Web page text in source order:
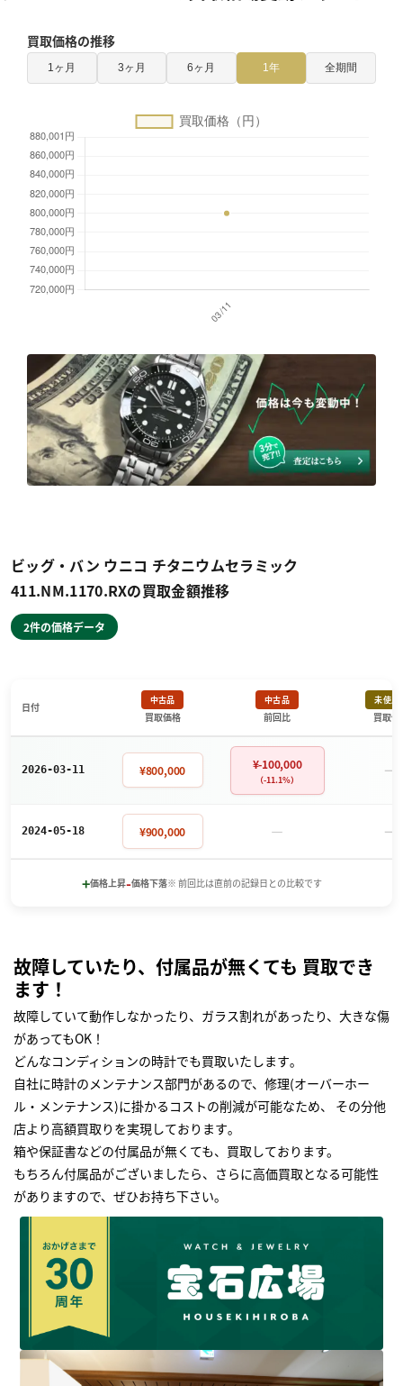
買取価格の推移
1ヶ月 3ヶ月 6ヶ月 1年 全期間
ビッグ・バン ウニコ チタニウムセラミック
411.NM.1170.RXの買取金額推移
2件の価格データ
日付
中古品
買取価格
中古品
前回比
未使用
買取価
2026-03-11 ¥800,000 ¥-100,000
（-11.1%） －
2024-05-18 ¥900,000 － －
+価格上昇-価格下落※ 前回比は直前の記録日との比較です
故障していたり、付属品が無くても 買取でき
ます！
故障していて動作しなかったり、ガラス割れがあったり、大きな傷
があってもOK！
どんなコンディションの時計でも買取いたします｡
自社に時計のメンテナンス部門があるので、修理(オーバーホー
ル・メンテナンス)に掛かるコストの削減が可能なため、 その分他
店より高額買取りを実現しております｡
箱や保証書などの付属品が無くても、買取しております。
もちろん付属品がございましたら、さらに高価買取となる可能性
がありますので、ぜひお持ち下さい｡